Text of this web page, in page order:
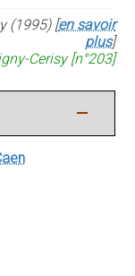
(1995) [en savoir
plus]
Cerisy [n°203]